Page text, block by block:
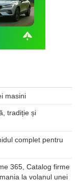
masini
tradiție și
complet pentru
365, Catalog firme
la volanul unei